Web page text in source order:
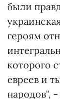
были
героям
которого
евреев и
народов",